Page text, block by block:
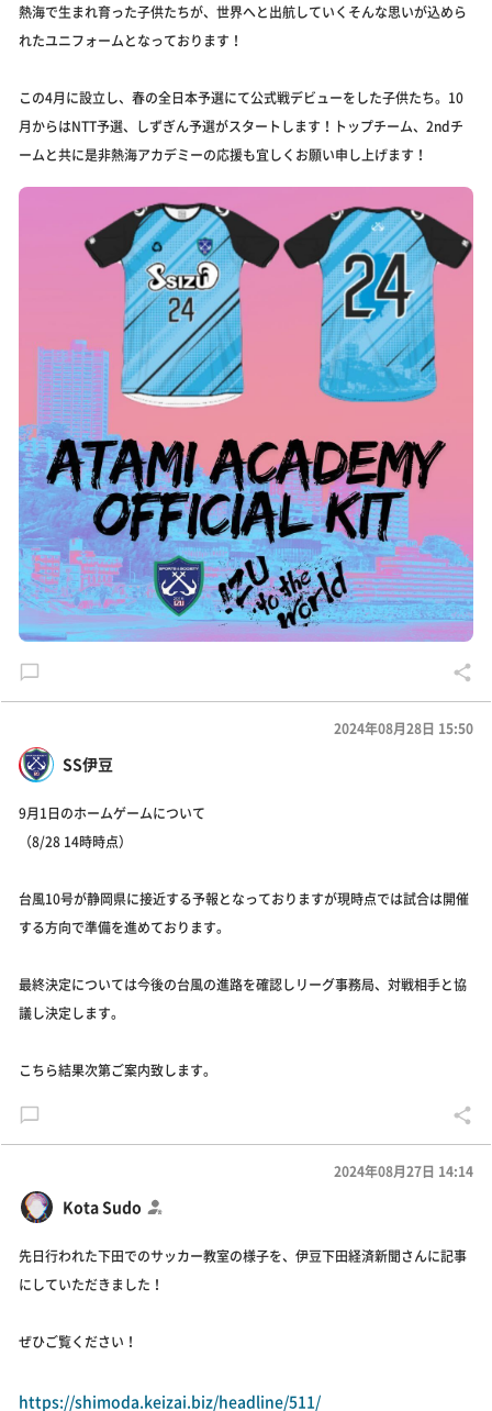
熱海で生まれ育った子供たちが、世界へと出航していくそんな思いが込めら
れたユニフォームとなっております！
この4月に設立し、春の全日本予選にて公式戦デビューをした子供たち。10
月からはNTT予選、しずぎん予選がスタートします！トップチーム、2ndチ
ームと共に是非熱海アカデミーの応援も宜しくお願い申し上げます！
SS伊豆
2024年08月28日 15:50
9月1日のホームゲームについて
（8/28 14時時点）
台風10号が静岡県に接近する予報となっておりますが現時点では試合は開催
する方向で準備を進めております。
最終決定については今後の台風の進路を確認しリーグ事務局、対戦相手と協
議し決定します。
こちら結果次第ご案内致します。
Kota Sudo
2024年08月27日 14:14
先日行われた下田でのサッカー教室の様子を、伊豆下田経済新聞さんに記事
にしていただきました！
ぜひご覧ください！
https://shimoda.keizai.biz/headline/511/